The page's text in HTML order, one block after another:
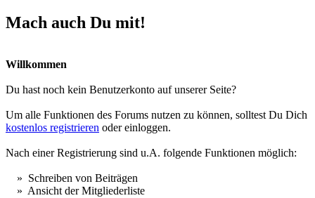
Mach auch Du mit!
Willkommen
Du hast noch kein Benutzerkonto auf unserer Seite?
Um alle Funktionen des Forums nutzen zu können, solltest Du Dich
kostenlos registrieren oder einloggen.
Nach einer Registrierung sind u.A. folgende Funktionen möglich:
» Schreiben von Beiträgen
» Ansicht der Mitgliederliste